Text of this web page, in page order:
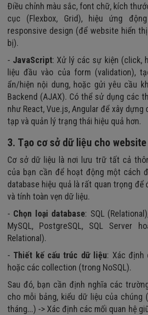
Điều chỉnh màu sắc, font chữ, kích
cục (Flexbox, Grid), hiệu ứng
responsive design (để website hiển
bị).
- JavaScript: Xử lý các sự kiện (click,
liệu đầu vào của form (validation),
ẩn/hiện nội dung, hoặc gửi yêu cầu
Backend (AJAX). Có thể sử dụng các
như React, Vue.js, Angular để xây dựng
tạp và quản lý trạng thái hiệu quả hơn.
3. Tạo cơ sở dữ liệu cho website
Cơ sở dữ liệu là nơi lưu trữ tất cả
của bạn cần để hoạt động một cách
database hiệu quả là rất quan trọng để
và tính toàn vẹn dữ liệu.
- Chọn loại database: SQL
MySQL, PostgreSQL, SQL Server
Relational).
- Thiết kế cấu trúc dữ liệu: Xác định
hoặc các collection (trong NoSQL).
Sau đó, bạn cần định nghĩa các
cho mỗi bảng, kiểu dữ liệu của chúng
tháng...) -> Xác định các mối quan hệ